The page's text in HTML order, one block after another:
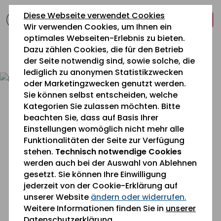
Diese Webseite verwendet Cookies
Wir verwenden Cookies, um Ihnen ein
optimales Webseiten-Erlebnis zu bieten.
Dazu zählen Cookies, die für den Betrieb
der Seite notwendig sind, sowie solche, die
lediglich zu anonymen Statistikzwecken
oder Marketingzwecken genutzt werden.
Sie können selbst entscheiden, welche
Kategorien Sie zulassen möchten. Bitte
beachten Sie, dass auf Basis Ihrer
Einstellungen womöglich nicht mehr alle
Funktionalitäten der Seite zur Verfügung
stehen. Technisch notwendige Cookies
werden auch bei der Auswahl von Ablehnen
gesetzt. Sie können Ihre Einwilligung
jederzeit von der Cookie-Erklärung auf
unserer Website ändern oder widerrufen.
Weitere Informationen finden Sie in unserer
zum
Inhalt
springen
zur
Navigation
springen
zum
Fußbereich
springen
0 26 42 40 60
Stellenanzeige
Betreuungsassistent (m/w/d)